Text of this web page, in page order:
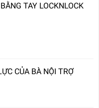
TAY LOCKNLOCK
CỦA BÀ NỘI TRỢ